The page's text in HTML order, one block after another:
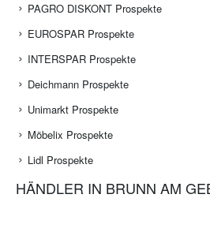
PAGRO DISKONT Prospekte
EUROSPAR Prospekte
INTERSPAR Prospekte
Deichmann Prospekte
Unimarkt Prospekte
Möbelix Prospekte
Lidl Prospekte
HÄNDLER IN BRUNN AM